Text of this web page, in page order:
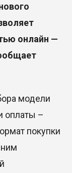
онлайн —
модели
оплаты –
покупки